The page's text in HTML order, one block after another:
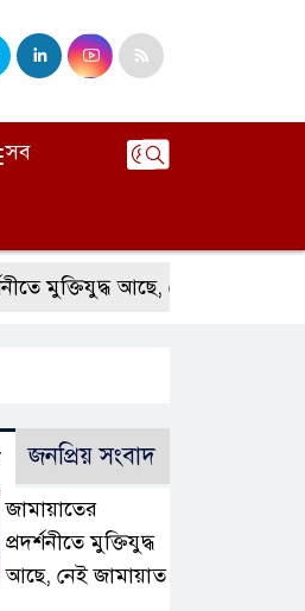
সব
আছে, নেই জামায়াত
জনপ্রিয় সংবাদ
জামায়াতের
প্রদর্শনীতে মুক্তিযুদ্ধ
আছে, নেই জামায়াত